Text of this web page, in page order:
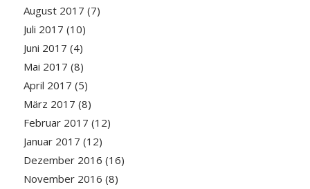
August 2017 (7)
Juli 2017 (10)
Juni 2017 (4)
Mai 2017 (8)
April 2017 (5)
März 2017 (8)
Februar 2017 (12)
Januar 2017 (12)
Dezember 2016 (16)
November 2016 (8)